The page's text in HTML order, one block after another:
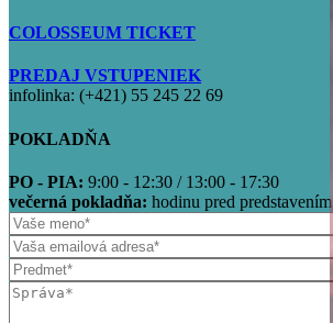
COLOSSEUM TICKET
PREDAJ VSTUPENIEK
infolinka: (+421) 55 245 22 69
POKLADŇA
PO - PIA: 9:00 - 12:30 / 13:00 - 17:30
večerná pokladňa: hodinu pred predstavením